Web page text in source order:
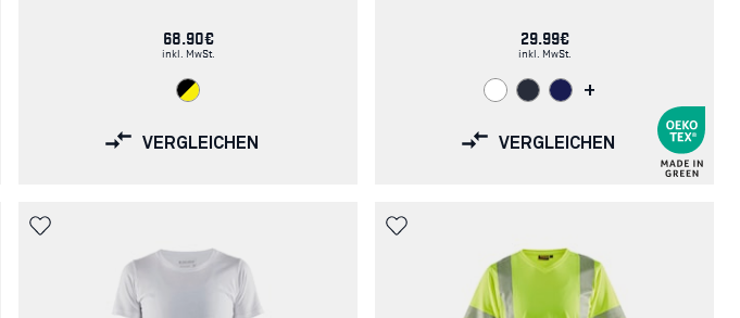
68.90€
inkl. MwSt.
VERGLEICHEN
29.99€
inkl. MwSt.
+
VERGLEICHEN